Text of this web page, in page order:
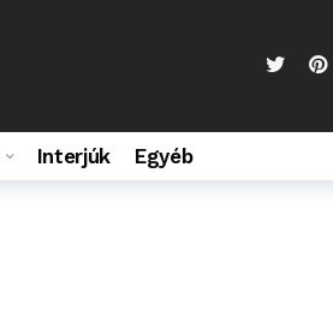
Interjúk Egyéb